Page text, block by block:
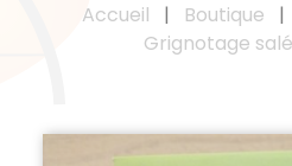
Accueil | Boutique |
Grignotage salé